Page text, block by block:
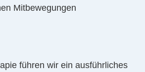
Mitbewegungen
führen wir ein ausführliches